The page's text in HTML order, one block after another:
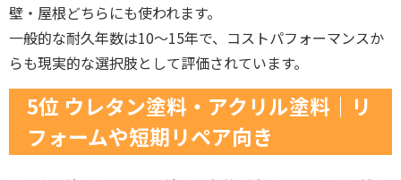
壁・屋根どちらにも使われます。
一般的な耐久年数は10〜15年で、コストパフォーマンスか
らも現実的な選択肢として評価されています。
5位 ウレタン塗料・アクリル塗料｜リ
フォームや短期リペア向き